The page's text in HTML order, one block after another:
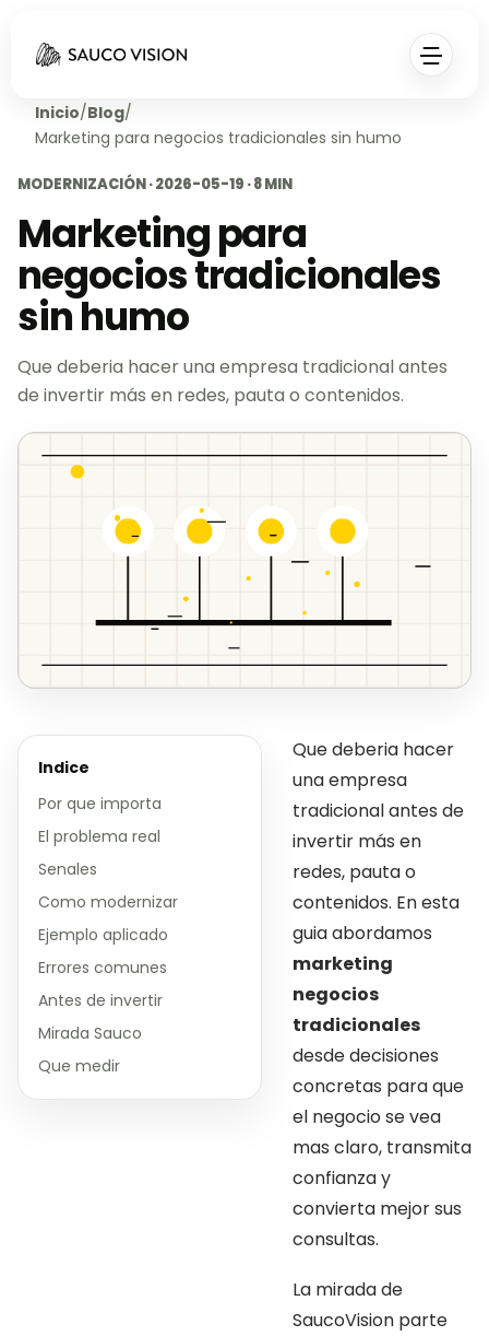
Inicio/Blog/
Marketing para negocios tradicionales sin humo
MODERNIZACIÓN · 2026-05-19 · 8 MIN
Marketing para
negocios tradicionales
sin humo
Que deberia hacer una empresa tradicional antes
de invertir más en redes, pauta o contenidos.
Indice
Por que importa
El problema real
Senales
Como modernizar
Ejemplo aplicado
Errores comunes
Antes de invertir
Mirada Sauco
Que medir
Que deberia hacer
una empresa
tradicional antes de
invertir más en
redes, pauta o
contenidos. En esta
guia abordamos
marketing
negocios
tradicionales
desde decisiones
concretas para que
el negocio se vea
mas claro, transmita
confianza y
convierta mejor sus
consultas.
La mirada de
SaucoVision parte